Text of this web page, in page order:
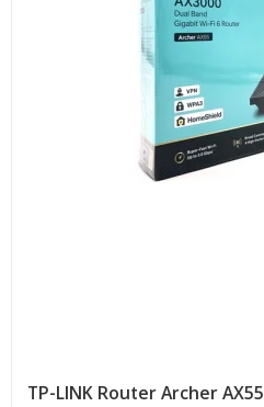
TP-LINK Router Archer AX55